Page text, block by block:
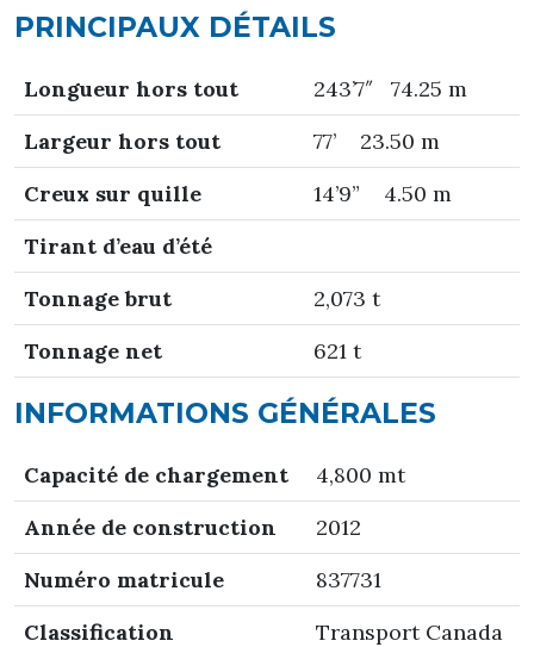
PRINCIPAUX DÉTAILS
Longueur hors tout
243’7″ 74.25 m
Largeur hors tout
77’ 23.50 m
Creux sur quille
14’9” 4.50 m
Tirant d’eau d’été
Tonnage brut
2,073 t
Tonnage net
621 t
INFORMATIONS GÉNÉRALES
Capacité de chargement
4,800 mt
Année de construction
2012
Numéro matricule
837731
Classification
Transport Canada